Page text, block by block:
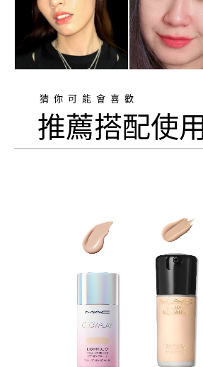
猜你可能會喜歡
推薦搭配使用